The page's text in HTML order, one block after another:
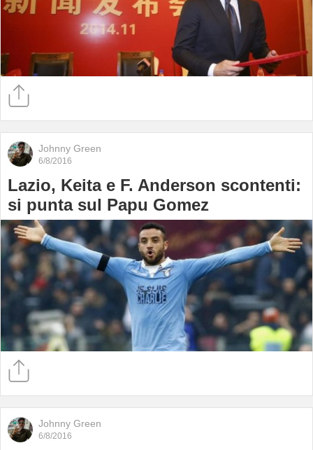
Johnny Green
6/8/2016
Lazio, Keita e F. Anderson scontenti:
si punta sul Papu Gomez
Johnny Green
6/8/2016